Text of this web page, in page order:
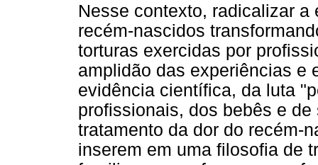
Nesse contexto, radicalizar
recém-nascidos
torturas exercidas por
amplidão das experiências e
evidência científica, da luta
profissionais, dos bebês e
tratamento da dor do recém-
inserem em uma filosofia de